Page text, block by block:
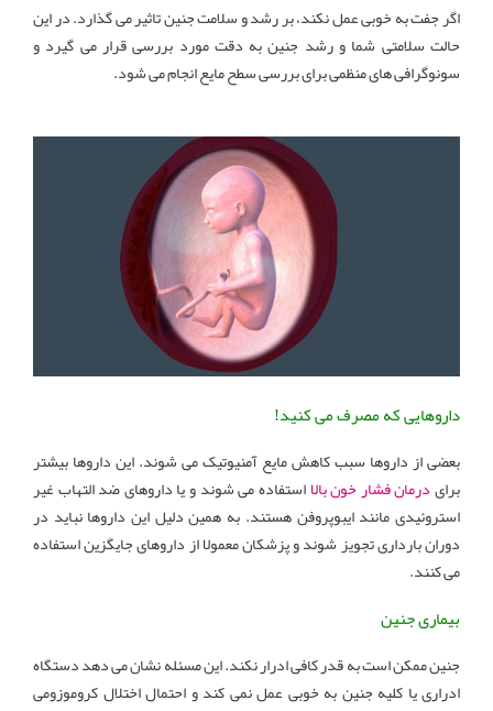
اگر جفت به خوبی عمل نکند، بر رشد و سلامت جنین تاثیر می گذارد. در این
حالت سلامتی شما و رشد جنین به دقت مورد بررسی قرار می گیرد و
سونوگرافی های منظمی برای بررسی سطح مایع انجام می شود.
داروهایی که مصرف می کنید!
بعضی از داروها سبب کاهش مایع آمنیوتیک می شوند. این داروها بیشتر
برایدرمان فشار خون بالااستفاده می شوند و یا داروهای ضد التهاب غیر
استروئیدی مانند ایبوپروفن هستند. به همین دلیل این داروها نباید در
دوران بارداری تجویز شوند و پزشکان معمولا از داروهای جایگزین استفاده
می کنند.
بیماری جنین
جنین ممکن است به قدر کافی ادرار نکند. این مسئله نشان می دهد دستگاه
ادراری یا کلیه جنین به خوبی عمل نمی کند و احتمال اختلال کروموزومی